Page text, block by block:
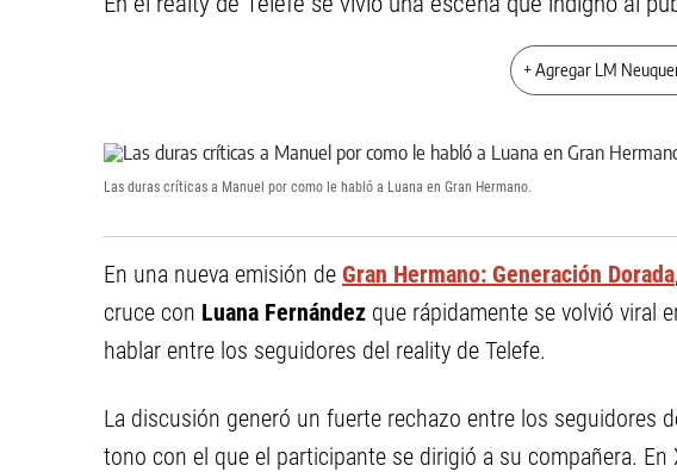
+ Agregar LM
Las duras críticas a Manuel por como le habló a Luana en Gran Hermano.
En una nueva emisión de Gran Hermano: Generación Dorada,
cruce con Luana Fernández que rápidamente se volvió viral
hablar entre los seguidores del reality de Telefe.
La discusión generó un fuerte rechazo entre los seguidores
tono con el que el participante se dirigió a su compañera.